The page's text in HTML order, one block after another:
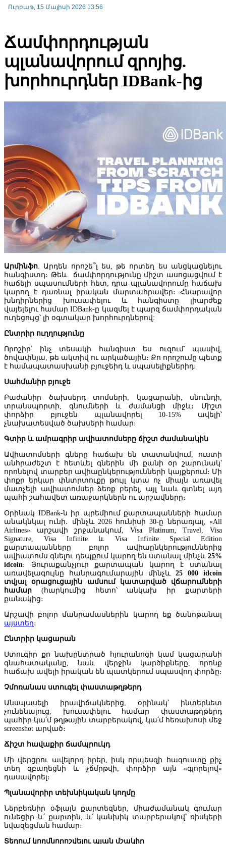
Հայաստանից արտահանման ոլորտում առաջատար դիրք է
զբաղեցնում հանքային հումքը, իսկ ներմուծման ոլորտում՝
մեքենաներն ու մեխանիզմները
մասին» օրենքում ՀՀ նախարարների կաբինետի կողմից
ԵՄ-ի բաժինը Հայաստանի արտաքին առևտրում աճում է, մինչդեռ
ԵԱՏՄ-ն նվազում է։
Պետական եկամուտների կոմիտեն հարկային խախտումներ է
հայտնաբերել Գարիկ Ծառուկյանի մեկ այլ սեփականության մեջ
Ուրբաթ, 15 Մայիսի 2026 13:56
Ճամփորդության
պլանավորում զրոյից.
խորհուրդներ IDBank-ից
Արմինֆո . Արդեն որոշե՞լ ես, թե որտեղ ես անցկացնելու
հանգիստդ։ Թեև ճամփորդությունը միշտ ասոցացվում է
հաճելի սպասումների հետ, դրա պլանավորումը հաճախ
կարող է դառնալ իրական մարտահրավեր։ Հնարավոր
խնդիրներից խուսափելու և հանգիստը լիարժեք
վայելելու համար IDBank-ը կազմել է պարզ ճամփորդական
ուղեցույց՝ լի օգտակար խորհուրդներով:
Ընտրիր ուղղությունը
Որոշիր՝ ինչ տեսակի հանգիստ ես ուզում՝ պասիվ,
ծովափնյա, թե ակտիվ ու արկածային։ Քո որոշումը պետք
է համապատասխանի բյուջեիդ և սպասելիքներիդ։
Սահմանիր բյուջե
Բաժանիր ծախսերդ տոմսերի, կացարանի, սնունդի,
տրանսպորտի, գնումների և ժամանցի միջև։ Միշտ
փորձիր բյուջեն պլանավորել 10-15% ավելի՝
չնախատեսված ծախսերի համար։
Գտիր և ամրագրիր ավիատոմսերը ճիշտ ժամանակին
Ավիատոմսերի գները հաճախ են տատանվում, ուստի
անհրաժեշտ է հետևել գներին մի քանի օր շարունակ՝
որոնելով տարբեր ավիաընկերությունների կայքերում։ Մի
փոքր երկար փնտրտուքը թույլ կտա ոչ միայն առավել
մատչելի ավիատոմսեր ձեռք բերել, այլ նաև գտնել այդ
պահի շահավետ առաջարկներն ու արշավները։
Օրինակ IDBank-ն իր պրեմիում քարտապանների համար
անակնկալ ունի․ մինչև 2026 հունիսի 30-ը ներառյալ, «All
Airlines» արշավի շրջանակում, Visa Platinum, Travel, Visa
Signature, Visa Infinite և Visa Infinite Special Edition
քարտապանները բոլոր ավիաընկերություններից
ավիատոմս գնելու դեպքում կարող են ստանալ մինչև 25%
idcoin։ Յուրաքանչյուր քարտապան կարող է ստանալ
առավելագույնը հանրագումարային մինչև 25 000 idcoin
տվյալ օրացուցային ամսում կատարված վճարումների
համար (հարկումից հետո՝ անկախ իր քարտերի
քանակից։
Արշավի բոլոր մանրամասներին կարող եք ծանոթանալ
այստեղ։
Ընտրիր կացարան
Ստուգիր քո նախընտրած հյուրանոցի կամ կացարանի
գնահատականը, նաև վերջին կարծիքները, որոնք
հաճախ ավելի իրական են պատկերում սպասվող փորձը։
Չմոռանաս ստուգել փաստաթղթերդ
Անսպասելի իրավիճակներից, օրինակ՝ ինտերնետ
չունենալուց, խուսափելու համար փաստաթղթերդ
պահիր կա՛մ թղթային տարբերակով, կա՛մ հեռախոսի մեջ
screenshot արված։
Ճիշտ հավաքիր ճամպրուկդ
Մի վերցրու ավելորդ իրեր, իսկ որպեսզի հագուստը քիչ
տեղ զբաղեցնի և չճմրթվի, փորձիր այն «գլորելով»
դասավորել։
Պլանավորիր տեխնիկական կողմը
Ներբեռնիր օֆլայն քարտեզներ, միաժամանակ գումար
ունեցիր և՛ քարտին, և՛ կանխիկ տարբերակով՝ ռիսկերի
նվազեցման համար։
Տեղում կողմնորոշվելու պլան մշակիր